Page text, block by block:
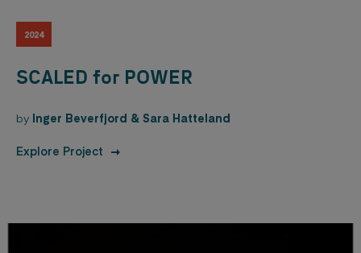
2024
SCALED for POWER
by Inger Beverfjord & Sara Hatteland
Explore Project